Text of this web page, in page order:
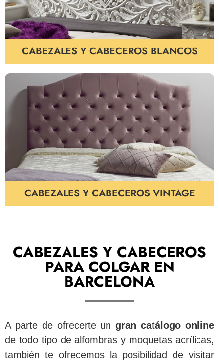
CABEZALES Y CABECEROS BLANCOS
CABEZALES Y CABECEROS VINTAGE
CABEZALES Y CABECEROS
PARA COLGAR EN
BARCELONA
A parte de ofrecerte ungran catálogo online
de todo tipo de alfombras y moquetas acrílicas,
también te ofrecemos la posibilidad de visitar